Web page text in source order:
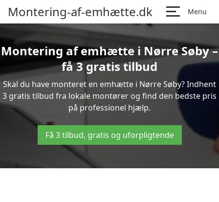
Montering-af-emhætte.dk Menu
Montering af emhætte i Nørre Søby –
få 3 gratis tilbud
Skal du have monteret en emhætte i Nørre Søby? Indhent
3 gratis tilbud fra lokale montører og find den bedste pris
på professionel hjælp.
Få 3 tilbud, gratis og uforpligtende